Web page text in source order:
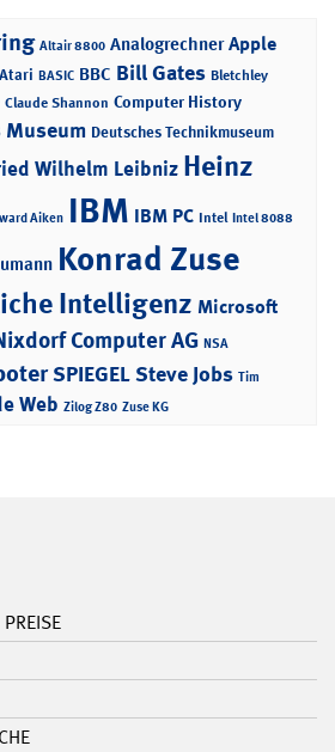
Altair 8800 Analogrechner Apple
Atari BASIC BBC Bill Gates Bletchley
Claude Shannon Computer History
Museum Deutsches Technikmuseum
Wilhelm Leibniz Heinz
Aiken IBM IBM PC Intel Intel 8088
Konrad Zuse
Intelligenz Microsoft
Computer AG NSA
SPIEGELSteve Jobs Tim
Web Zilog Z80 Zuse KG